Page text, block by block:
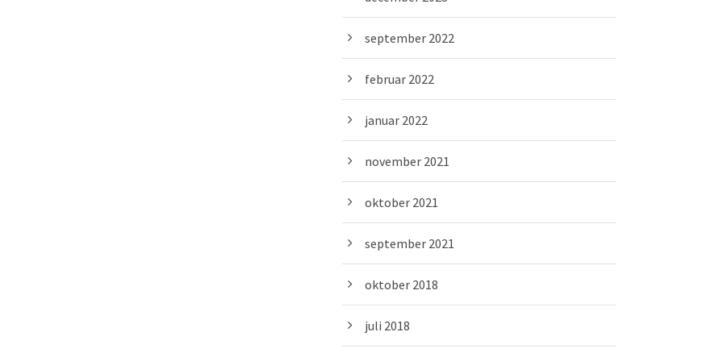
september 2022
februar 2022
januar 2022
november 2021
oktober 2021
september 2021
oktober 2018
juli 2018